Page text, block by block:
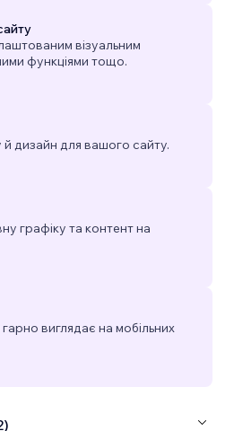
візуальним
функціями тощо.
дизайн для вашого сайту.
графіку та контент на
виглядає на мобільних